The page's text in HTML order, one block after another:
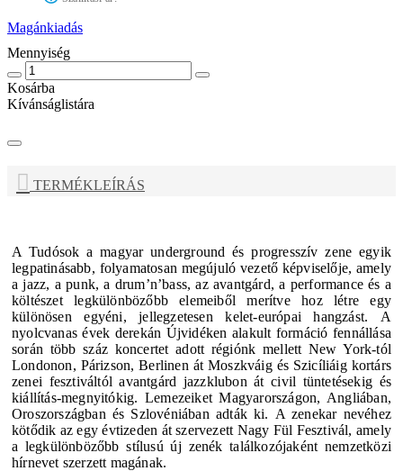
Magánkiadás
Mennyiség
Kosárba
Kívánságlistára
TERMÉKLEÍRÁS
A Tudósok a magyar underground és progresszív zene egyik
legpatinásabb, folyamatosan megújuló vezető képviselője, amely
a jazz, a punk, a drum’n’bass, az avantgárd, a performance és a
költészet legkülönbözőbb elemeiből merítve hoz létre egy
különösen egyéni, jellegzetesen kelet-európai hangzást. A
nyolcvanas évek derekán Újvidéken alakult formáció fennállása
során több száz koncertet adott régiónk mellett New York-tól
Londonon, Párizson, Berlinen át Moszkváig és Szicíliáig kortárs
zenei fesztiváltól avantgárd jazzklubon át civil tüntetésekig és
kiállítás-megnyitókig. Lemezeiket Magyarországon, Angliában,
Oroszországban és Szlovéniában adták ki. A zenekar nevéhez
kötődik az egy évtizeden át szervezett Nagy Fül Fesztivál, amely
a legkülönbözőbb stílusú új zenék találkozójaként nemzetközi
hírnevet szerzett magának.